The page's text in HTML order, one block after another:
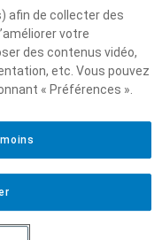
se
évitent-ils
?
de
font-ils ? Pour
a
tant aux
afin de collecter des
votre
des contenus vidéo,
etc. Vous pouvez
« Préférences ».